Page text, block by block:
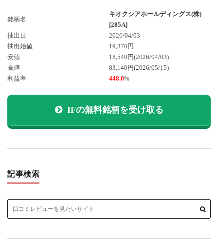
銘柄名
キオクシアホールディングス(株)
[285A]
抽出日
2026/04/03
抽出始値
19,370円
安値
18,540円(2026/04/03)
高値
83,140円(2026/05/15)
利益率
448.0%
IFの無料銘柄を受け取る
記事検索